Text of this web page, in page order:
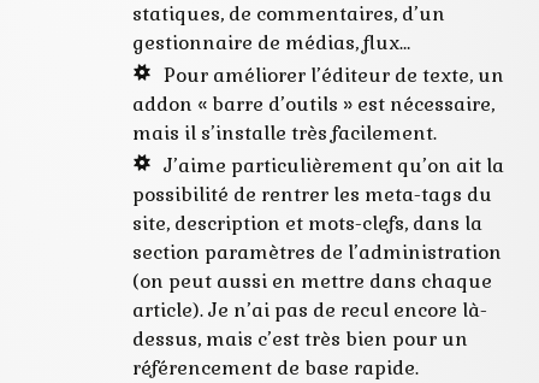
statiques, de commentaires, d’un
gestionnaire de médias, flux…
Pour améliorer l’éditeur de texte, un
addon « barre d’outils » est nécessaire,
mais il s’installe très facilement.
J’aime particulièrement qu’on ait la
possibilité de rentrer les meta-tags du
site, description et mots-clefs, dans la
section paramètres de l’administration
(on peut aussi en mettre dans chaque
article). Je n’ai pas de recul encore là-
dessus, mais c’est très bien pour un
référencement de base rapide.